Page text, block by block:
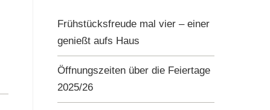
Frühstücksfreude mal vier – einer
genießt aufs Haus
Öffnungszeiten über die Feiertage
2025/26